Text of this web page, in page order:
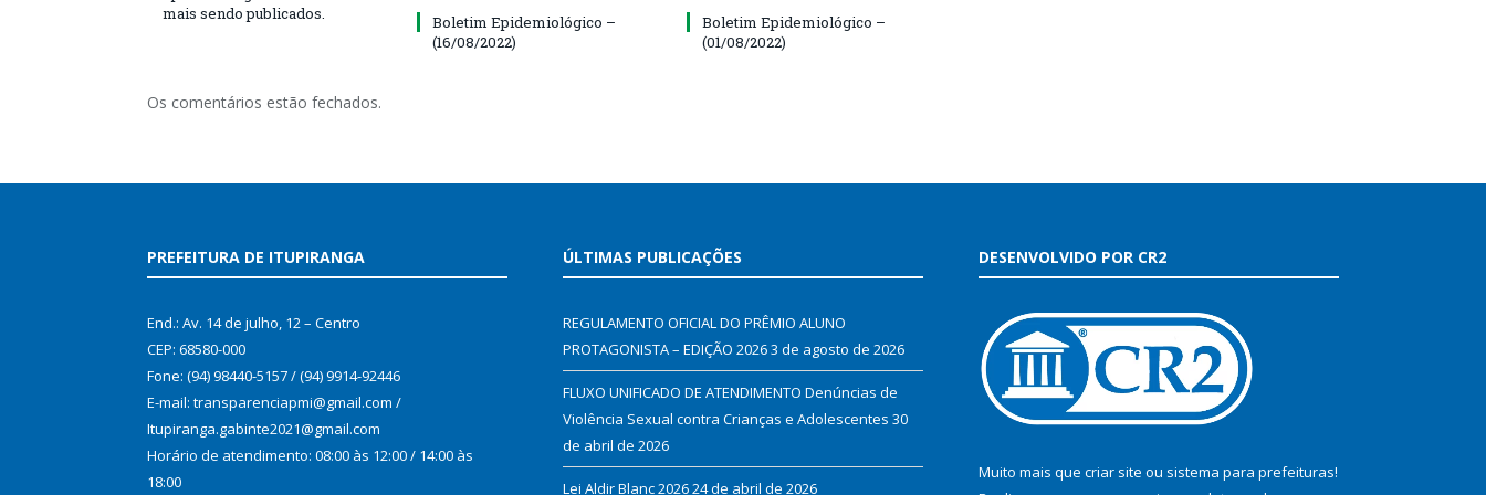
mais sendo publicados.
Boletim Epidemiológico –
(16/08/2022)
Boletim Epidemiológico –
(01/08/2022)
Os comentários estão fechados.
PREFEITURA DE ITUPIRANGA
End.: Av. 14 de julho, 12 – Centro
CEP: 68580-000
Fone: (94) 98440-5157 / (94) 9914-92446
E-mail: transparenciapmi@gmail.com /
Itupiranga.gabinte2021@gmail.com
Horário de atendimento: 08:00 às 12:00 / 14:00 às
18:00
ÚLTIMAS PUBLICAÇÕES
REGULAMENTO OFICIAL DO PRÊMIO ALUNO
PROTAGONISTA – EDIÇÃO 20263 de agosto de 2026
FLUXO UNIFICADO DE ATENDIMENTO Denúncias de
Violência Sexual contra Crianças e Adolescentes 30
de abril de 2026
Lei Aldir Blanc 202624 de abril de 2026
DESENVOLVIDO POR CR2
Muito mais que criar site ou sistema para prefeituras!